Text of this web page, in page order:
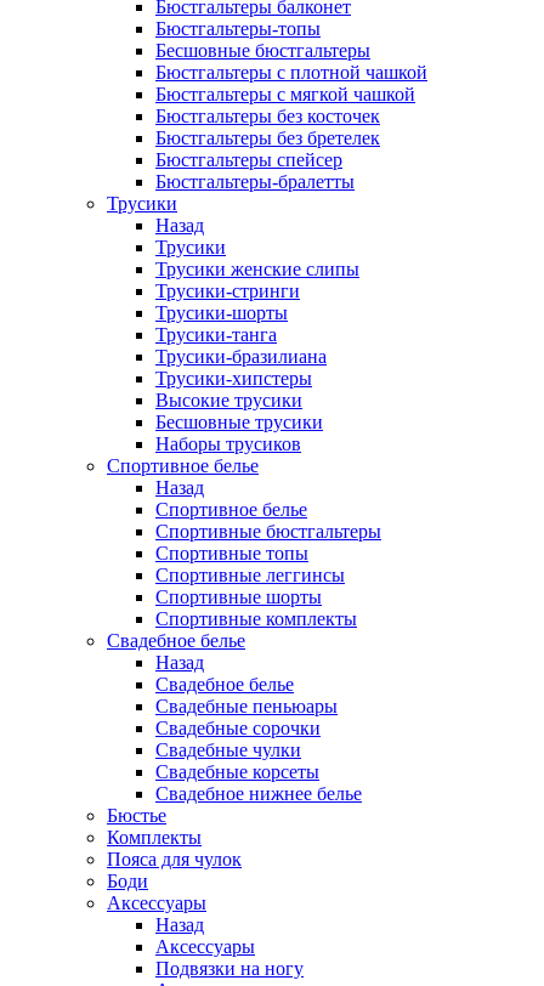
Бюстгальтеры балконет
Бюстгальтеры-топы
Бесшовные бюстгальтеры
Бюстгальтеры с плотной чашкой
Бюстгальтеры с мягкой чашкой
Бюстгальтеры без косточек
Бюстгальтеры без бретелек
Бюстгальтеры спейсер
Бюстгальтеры-бралетты
Трусики
Назад
Трусики
Трусики женские слипы
Трусики-стринги
Трусики-шорты
Трусики-танга
Трусики-бразилиана
Трусики-хипстеры
Высокие трусики
Бесшовные трусики
Наборы трусиков
Спортивное белье
Назад
Спортивное белье
Спортивные бюстгальтеры
Спортивные топы
Спортивные леггинсы
Спортивные шорты
Спортивные комплекты
Свадебное белье
Назад
Свадебное белье
Свадебные пеньюары
Свадебные сорочки
Свадебные чулки
Свадебные корсеты
Свадебное нижнее белье
Бюстье
Комплекты
Пояса для чулок
Боди
Аксессуары
Назад
Аксессуары
Подвязки на ногу